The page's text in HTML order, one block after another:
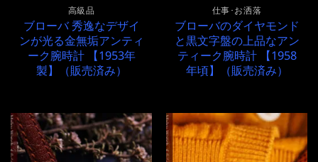
高級品
ブローバ 秀逸なデザイ
ンが光る金無垢アンティ
ーク腕時計 【1953年
製】（販売済み）
仕事･お洒落
ブローバのダイヤモンド
と黒文字盤の上品なアン
ティーク腕時計 【1958
年頃】（販売済み）